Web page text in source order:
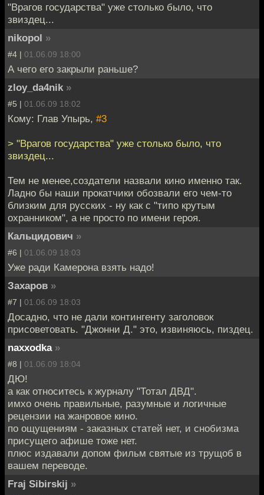
"Врагов государства" уже столько было, что
звиздец...
nikopol »
#4 | 01.06.09 18:00
А чего его закрыли раньше?
zloy_da4nik »
#5 | 01.06.09 18:02
Кому: Глав Упырь, #3
> "Врагов государства" уже столько было, что
звиздец...
Тем не менее,создатели назвали кино именно так.
Ладно бы наши прокатчики обозвали его чем-то
близким для русских - ну как с "типо крутым
охранником", а не просто по имени героя.
Кальцидович »
#6 | 01.06.09 18:03
Уже ради Камерона взять надо!
Захаров »
#7 | 01.06.09 18:03
Досадно, что не дали контингенту заголовок
присоветовать. "Джонни Д." это, извиняюсь, пиздец.
naxxodka »
#8 | 01.06.09 18:04
ДЮ!
а как относитесь к журналу "Тотал ДВД".
имхо очень правильные, разумные и логичные
рецензии на жанровое кино.
по ощущениям - заказных статей нет, и снобизма
присущего афише тоже нет.
плюс издавали допом фильм святые из трущоб в
вашем переводе.
Fraj Sibirskij »